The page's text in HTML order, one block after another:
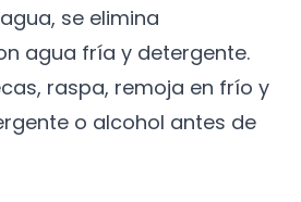
se elimina
agua fría y detergente.
raspa, remoja en frío y
o alcohol antes de